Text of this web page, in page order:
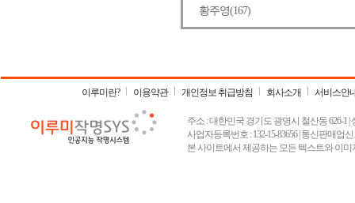
이루미란? 이용약관 개인정보 취급방침 회사소개 서비스안
주소 : 대한민국 경기도 광명시 철산동 626-1 |
사업자등록번호 : 132-15-83656 | 통신판매업
본 사이트에서 제공하는 모든 텍스트와 이